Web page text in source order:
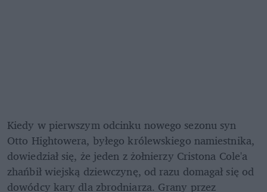
Kiedy w pierwszym odcinku nowego sezonu syn
Otto Hightowera, byłego królewskiego namiestnika,
dowiedział się, że jeden z żołnierzy Cristona Cole'a
zhańbił wiejską dziewczynę, od razu domagał się od